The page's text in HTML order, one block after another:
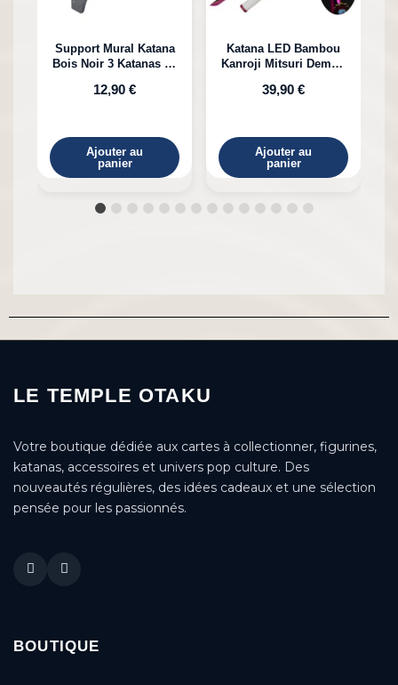
Support Mural Katana
Bois Noir 3 Katanas en
12,90 €
Ajouter au
panier
Katana LED Bambou
Kanroji Mitsuri Demon
39,90 €
Ajouter au
panier
LE TEMPLE OTAKU
Votre boutique dédiée aux cartes à collectionner, figurines,
katanas, accessoires et univers pop culture. Des
nouveautés régulières, des idées cadeaux et une sélection
pensée pour les passionnés.
BOUTIQUE